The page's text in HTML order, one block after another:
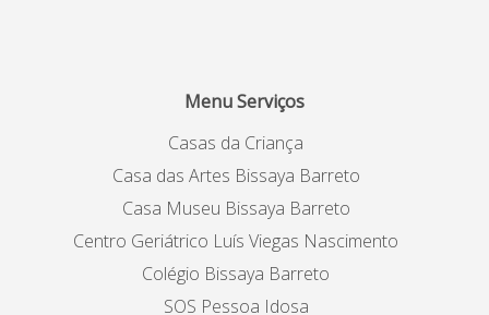
Menu Serviços
Casas da Criança
Casa das Artes Bissaya Barreto
Casa Museu Bissaya Barreto
Centro Geriátrico Luís Viegas Nascimento
Colégio Bissaya Barreto
SOS Pessoa Idosa